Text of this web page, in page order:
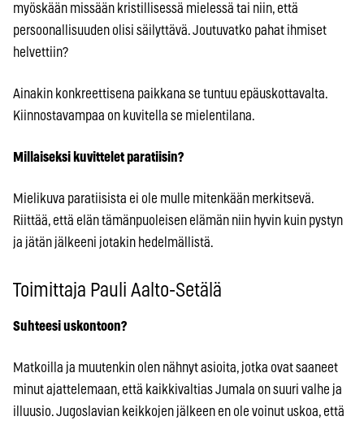
myöskään missään kristillisessä mielessä tai niin, että
persoonallisuuden olisi säilyttävä. Joutuvatko pahat ihmiset
helvettiin?
Ainakin konkreettisena paikkana se tuntuu epäuskottavalta.
Kiinnostavampaa on kuvitella se mielentilana.
Millaiseksi kuvittelet paratiisin?
Mielikuva paratiisista ei ole mulle mitenkään merkitsevä.
Riittää, että elän tämänpuoleisen elämän niin hyvin kuin pystyn
ja jätän jälkeeni jotakin hedelmällistä.
Toimittaja Pauli Aalto-Setälä
Suhteesi uskontoon?
Matkoilla ja muutenkin olen nähnyt asioita, jotka ovat saaneet
minut ajattelemaan, että kaikkivaltias Jumala on suuri valhe ja
illuusio. Jugoslavian keikkojen jälkeen en ole voinut uskoa, että